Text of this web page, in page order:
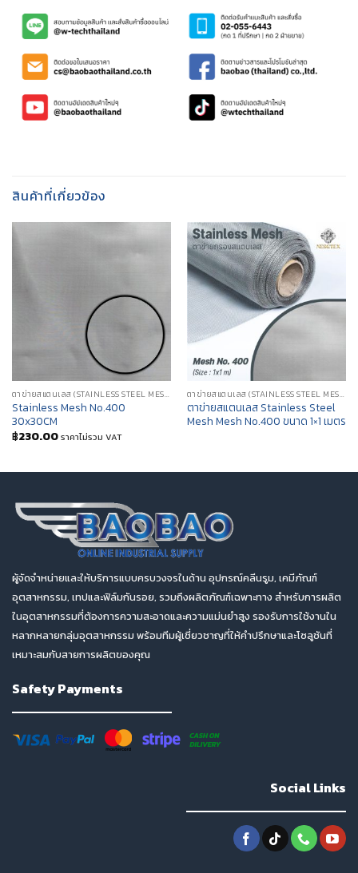
สินค้าที่เกี่ยวข้อง
ตาข่ายสแตนเลส (STAINLESS STEEL MESH)
Stainless Mesh No.400
30x30CM
฿230.00 ราคาไม่รวม VAT
ตาข่ายสแตนเลส (STAINLESS STEEL MESH)
ตาข่ายสแตนเลส Stainless Steel
Mesh Mesh No.400 ขนาด 1×1 เมตร
ผู้จัดจำหน่ายและให้บริการแบบครบวงจรในด้าน อุปกรณ์คลีนรูม, เคมีภัณฑ์
อุตสาหกรรม, เทปและฟิล์มกันรอย, รวมถึงผลิตภัณฑ์เฉพาะทาง สำหรับการผลิต
ในอุตสาหกรรมที่ต้องการความสะอาดและความแม่นยำสูง รองรับการใช้งานใน
หลากหลายกลุ่มอุตสาหกรรม พร้อมทีมผู้เชี่ยวชาญที่ให้คำปรึกษาและโซลูชันที่
เหมาะสมกับสายการผลิตของคุณ
Safety Payments
Social Links